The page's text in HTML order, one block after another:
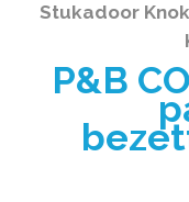
Stukadoor
P&B